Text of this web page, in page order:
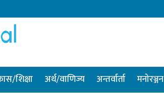
शिक्षा अर्थ/वाणिज्य अन्तर्वार्ता मनोरञ्जन